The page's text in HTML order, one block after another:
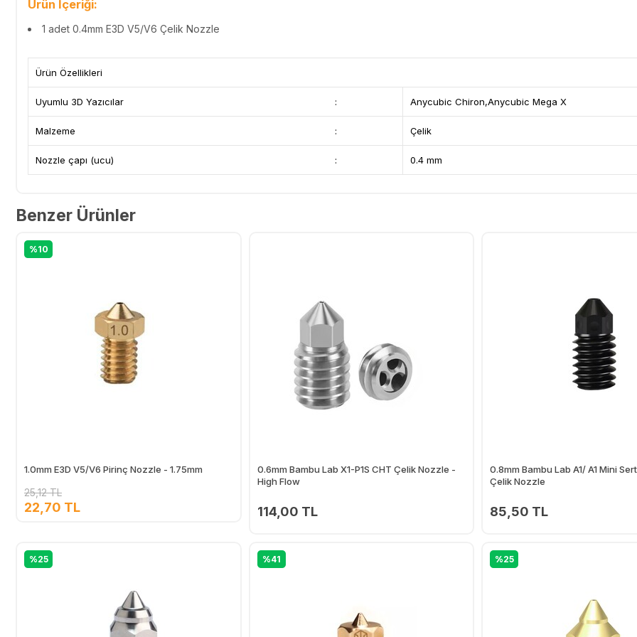
Ürün İçeriği:
1 adet 0.4mm E3D V5/V6 Çelik Nozzle
Ürün Özellikleri
Uyumlu 3D Yazıcılar : Anycubic Chiron,Anycubic Mega X
Malzeme : Çelik
Nozzle çapı (ucu) : 0.4 mm
Benzer Ürünler
%10
1.0mm E3D V5/V6 Pirinç Nozzle - 1.75mm
25,12 TL
22,70 TL
0.6mm Bambu Lab X1-P1S CHT Çelik Nozzle -
High Flow
114,00 TL
0.8mm Bambu Lab A1/ A1 Mini
Çelik Nozzle
85,50 TL
%25 %41 %25